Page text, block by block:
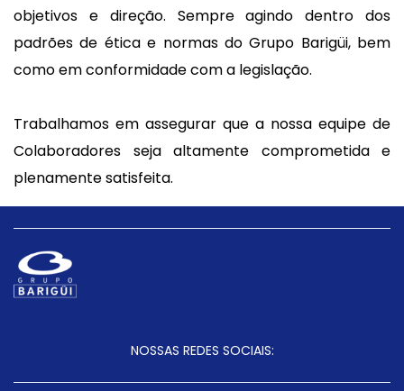
objetivos e direção. Sempre agindo dentro dos
padrões de ética e normas do Grupo Barigüi, bem
como em conformidade com a legislação.
Trabalhamos em assegurar que a nossa equipe de
Colaboradores seja altamente comprometida e
plenamente satisfeita.
NOSSAS REDES SOCIAIS: